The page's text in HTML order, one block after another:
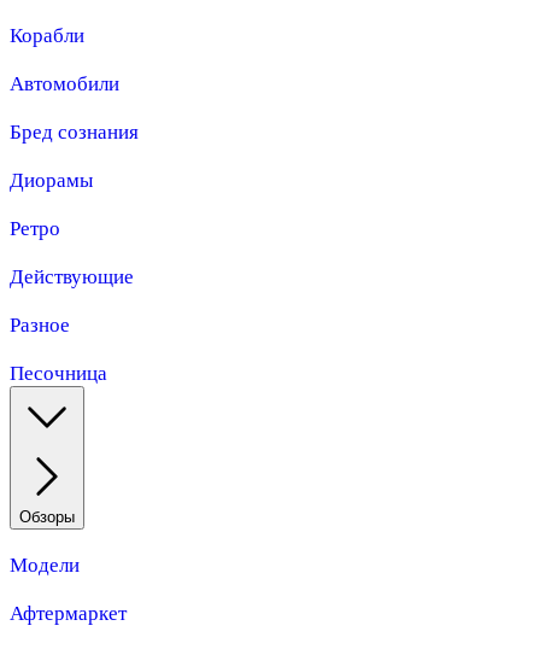
Корабли
Автомобили
Бред сознания
Диорамы
Ретро
Действующие
Разное
Песочница
Обзоры
Модели
Афтермаркет